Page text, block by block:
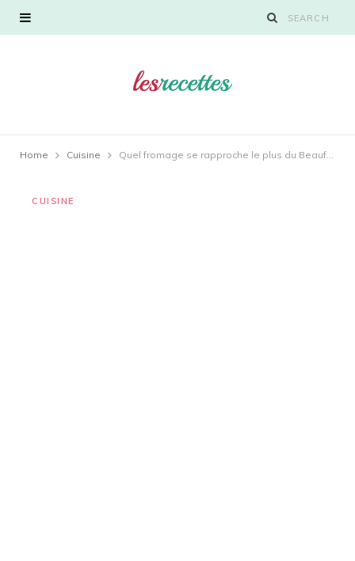
Home Cuisine Quel fromage se rapproche le plus du Beaufort ?
CUISINE